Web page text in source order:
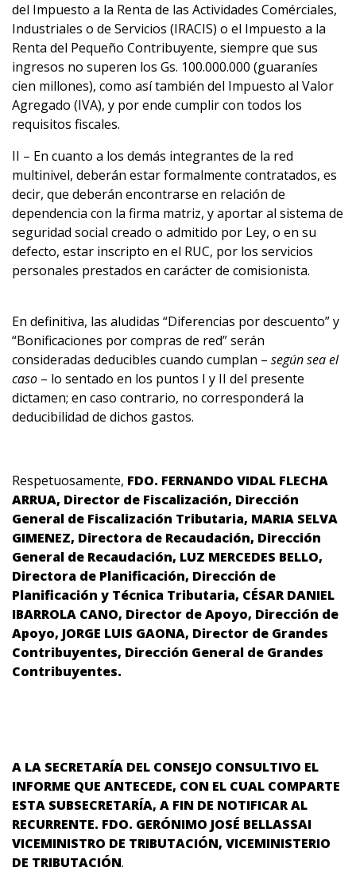
del Impuesto a la Renta de las Actividades Comérciales,
Industriales o de Servicios (IRACIS) o el Impuesto a la
Renta del Pequeño Contribuyente, siempre que sus
ingresos no superen los Gs. 100.000.000 (guaraníes
cien millones), como así también del Impuesto al Valor
Agregado (IVA), y por ende cumplir con todos los
requisitos fiscales.
II – En cuanto a los demás integrantes de la red
multinivel, deberán estar formalmente contratados, es
decir, que deberán encontrarse en relación de
dependencia con la firma matriz, y aportar al sistema de
seguridad social creado o admitido por Ley, o en su
defecto, estar inscripto en el RUC, por los servicios
personales prestados en carácter de comisionista.
En definitiva, las aludidas “Diferencias por descuento” y
“Bonificaciones por compras de red” serán
consideradas deducibles cuando cumplan – según sea el
caso – lo sentado en los puntos I y II del presente
dictamen; en caso contrario, no corresponderá la
deducibilidad de dichos gastos.
Respetuosamente, FDO. FERNANDO VIDAL FLECHA
ARRUA, Director de Fiscalización, Dirección
General de Fiscalización Tributaria, MARIA SELVA
GIMENEZ, Directora de Recaudación, Dirección
General de Recaudación, LUZ MERCEDES BELLO,
Directora de Planificación, Dirección de
Planificación y Técnica Tributaria, CÉSAR DANIEL
IBARROLA CANO, Director de Apoyo, Dirección de
Apoyo, JORGE LUIS GAONA, Director de Grandes
Contribuyentes, Dirección General de Grandes
Contribuyentes.
A LA SECRETARÍA DEL CONSEJO CONSULTIVO EL
INFORME QUE ANTECEDE, CON EL CUAL COMPARTE
ESTA SUBSECRETARÍA, A FIN DE NOTIFICAR AL
RECURRENTE. FDO. GERÓNIMO JOSÉ BELLASSAI
VICEMINISTRO DE TRIBUTACIÓN, VICEMINISTERIO
DE TRIBUTACIÓN.